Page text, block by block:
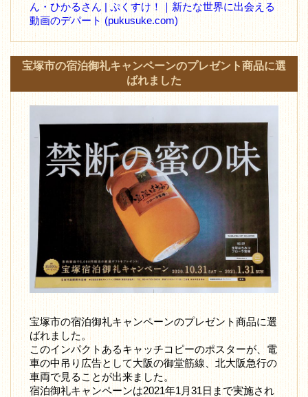
ん・ひかるさん | ぷくすけ！｜新たな世界に出会える
動画のデパート (pukusuke.com)
宝塚市の宿泊御礼キャンペーンのプレゼント商品に選
ばれました
宝塚市の宿泊御礼キャンペーンのプレゼント商品に選
ばれました。
このインパクトあるキャッチコピーのポスターが、電
車の中吊り広告として大阪の御堂筋線、北大阪急行の
車両で見ることが出来ました。
宿泊御礼キャンペーンは2021年1月31日まで実施され